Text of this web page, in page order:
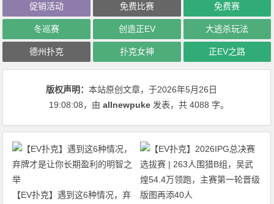
促销活动 免费比赛 免费赛
冬巡赛 创造正EV 大逃杀玩法
德州扑克 扑克女神 正EV之路
版权声明：本站原创文章，于2026年5月26日
19:08:08，由allnewpuke 发表，共 4088 字。
【EV扑克】遇到这6种情况，弃